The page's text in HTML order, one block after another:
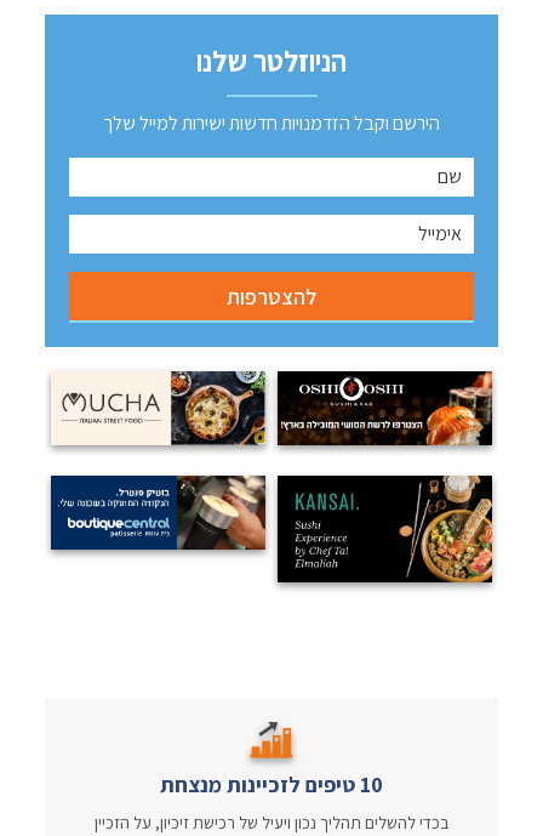
הניוזלטר שלנו
הירשם וקבל הזדמנויות חדשות ישירות למייל שלך
10 טיפים לזכיינות מנצחת
בכדי להשלים תהליך נכון ויעיל של רכישת זיכיון, על הזכיין